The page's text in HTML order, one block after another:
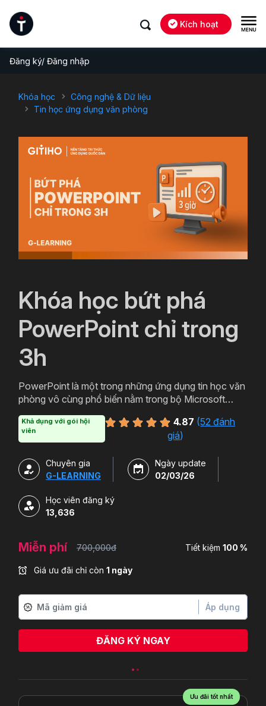
Kích hoạt
Đăng ký/ Đăng nhập
Khóa học
Công nghệ & Dữ liệu
Tin học ứng dụng văn phòng
Khóa học bứt phá
PowerPoint chỉ trong
3h
PowerPoint là một trong những ứng dụng tin học văn
phòng vô cùng phổ biến nằm trong bộ Microsoft
định dạng và kiểu khác nhau tạo sự hấp dẫn cho
slide. Tham gia khóa học sẽ giúp bạn tạo ra các bản
một cách hấp dẫn và sinh động hơn. Chỉ với hơn 3h
học powerpoint miễn phí cùng Gitiho bạn sẽ có thể
học.
Khả dụng với gói hội
viên
4.87 (52 đánh
giá)
Chuyên gia
G-LEARNING
Ngày update
02/03/26
Học viên đăng ký
13,636
Miễn phí 700,000đ Tiết kiệm 100 %
Giá ưu đãi chỉ còn 1 ngày
Áp dụng
ĐĂNG KÝ NGAY
Ưu đãi tốt nhất